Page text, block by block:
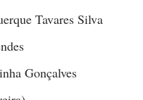
Tavares Silva
Gonçalves